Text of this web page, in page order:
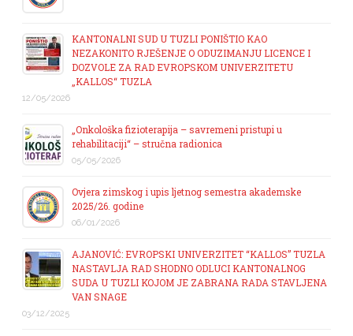
KANTONALNI SUD U TUZLI PONIŠTIO KAO
NEZAKONITO RJEŠENJE O ODUZIMANJU LICENCE I
DOZVOLE ZA RAD EVROPSKOM UNIVERZITETU
„KALLOS“ TUZLA
12/05/2026
„Onkološka fizioterapija – savremeni pristupi u
rehabilitaciji“ – stručna radionica
05/05/2026
Ovjera zimskog i upis ljetnog semestra akademske
2025/26. godine
06/01/2026
AJANOVIĆ: EVROPSKI UNIVERZITET “KALLOS” TUZLA
NASTAVLJA RAD SHODNO ODLUCI KANTONALNOG
SUDA U TUZLI KOJOM JE ZABRANA RADA STAVLJENA
VAN SNAGE
03/12/2025